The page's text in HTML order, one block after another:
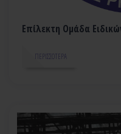
Επίλεκτη Ομάδα
ΠΕΡΙΣΣΌΤΕΡΑ